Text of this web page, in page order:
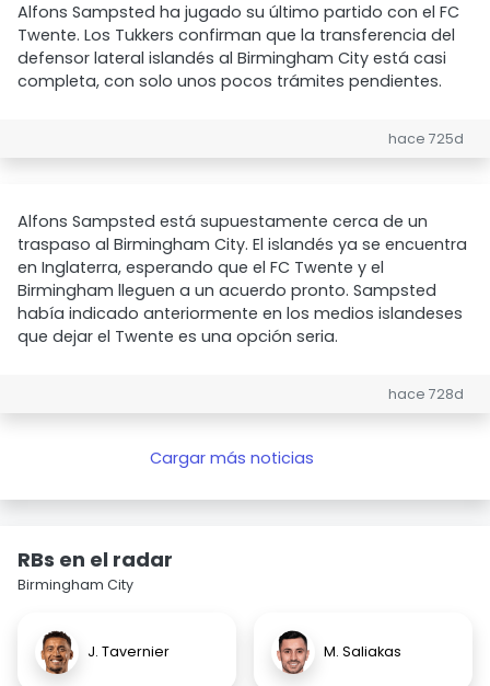
Alfons Sampsted ha jugado su último partido con el FC
Twente. Los Tukkers confirman que la transferencia del
defensor lateral islandés al Birmingham City está casi
completa, con solo unos pocos trámites pendientes.
hace 725d
Alfons Sampsted está supuestamente cerca de un
traspaso al Birmingham City. El islandés ya se encuentra
en Inglaterra, esperando que el FC Twente y el
Birmingham lleguen a un acuerdo pronto. Sampsted
había indicado anteriormente en los medios islandeses
que dejar el Twente es una opción seria.
hace 728d
Cargar más noticias
RBs en el radar
Birmingham City
J. Tavernier M. Saliakas